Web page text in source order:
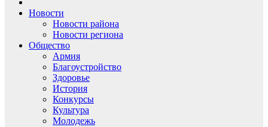
Новости
Новости района
Новости региона
Общество
Армия
Благоустройство
Здоровье
История
Конкурсы
Культура
Молодежь